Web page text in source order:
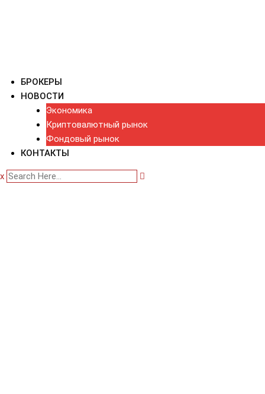
БРОКЕРЫ
НОВОСТИ
Экономика
Криптовалютный рынок
Фондовый рынок
КОНТАКТЫ
x